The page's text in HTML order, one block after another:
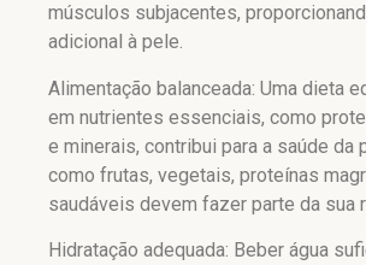
músculos subjacentes,
adicional à pele.
Alimentação balanceada: Uma dieta
em nutrientes essenciais, como
e minerais, contribui para a saúde da
como frutas, vegetais, proteínas
saudáveis devem fazer parte da sua
Hidratação adequada: Beber água